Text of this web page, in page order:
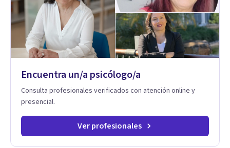
Encuentra un/a psicólogo/a
Consulta profesionales verificados con atención online y
presencial.
Ver profesionales